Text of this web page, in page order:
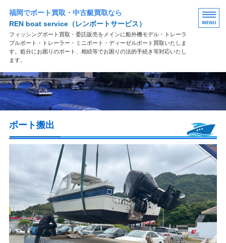
福岡でボート買取・中古艇買取なら
REN boat service（レンボートサービス）
フィッシングボート買取・委託販売をメインに船外機モデル・トレーラ
ブルボート・トレーラー・ミニボート・ディーゼルボート買取いたしま
す。処分にお困りのボート、相続等でお困りの法的手続き等対応いたし
ます。
買取案内
買取の流れ
よくある質問
お問い合わせ
ボート搬出